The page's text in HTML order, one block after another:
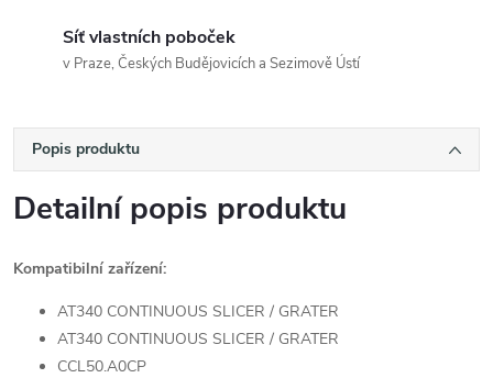
Síť vlastních poboček
v Praze, Českých Budějovicích a Sezimově Ústí
Popis produktu
Detailní popis produktu
Kompatibilní zařízení:
AT340 CONTINUOUS SLICER / GRATER
AT340 CONTINUOUS SLICER / GRATER
CCL50.A0CP